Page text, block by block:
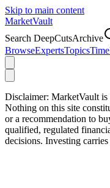
Skip to main content
MarketVault
Search DeepCutsArchive
BrowseExpertsTopics
Disclaimer: MarketVault is
Nothing on this site
or a recommendation to
qualified, regulated
decisions. Investing